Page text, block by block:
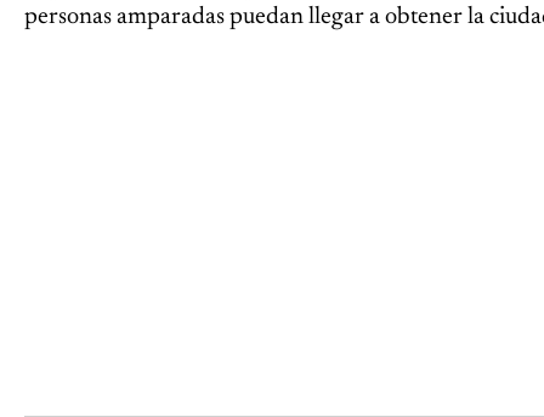
personas amparadas puedan llegar a obtener la